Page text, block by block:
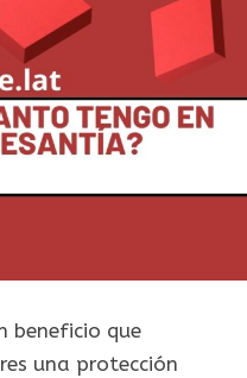
beneficio que
una protección